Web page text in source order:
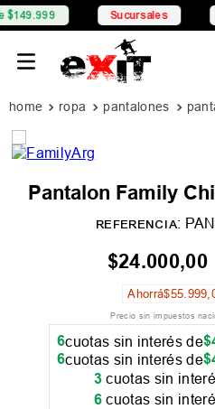
Sucursales
ropa pantalones
Pantalon Family
REFERENCIA:
$24.000,00
Ahorrá$55.999,
Precio sin impuestos
6cuotas sin interés de$
6cuotas sin interés de$
3 cuotas sin
6 cuotas sin